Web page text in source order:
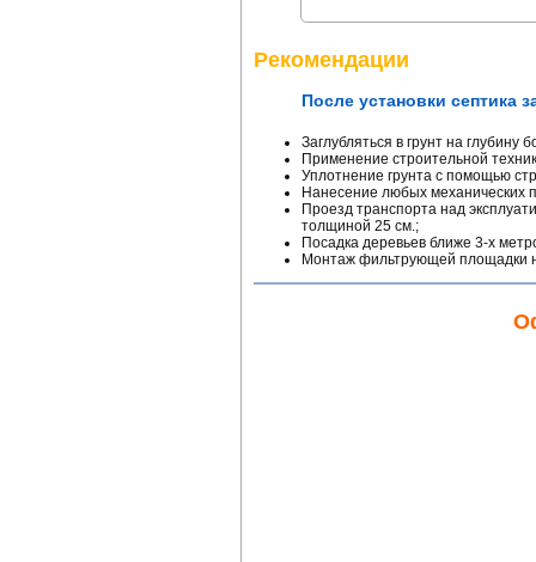
Рекомендации
После установки септика
Заглубляться в грунт на глубину
Применение строительной
Уплотнение грунта с помощью
Нанесение любых механических
Проезд транспорта над
толщиной 25 см.;
Посадка деревьев ближе 3-х
Монтаж фильтрующей площадки